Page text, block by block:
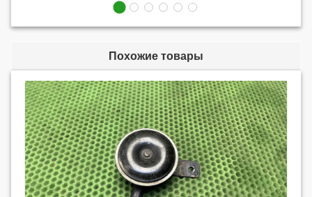
Похожие товары